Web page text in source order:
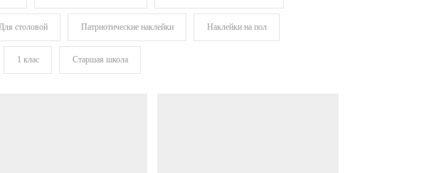
столовой Патриотические наклейки Наклейки на пол
1 клас Старшая школа